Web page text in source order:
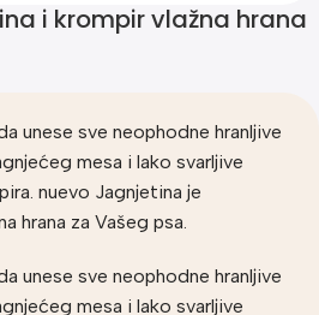
i krompir vlažna hrana
unese sve neophodne hranljive
mesa i lako svarljive
nuevo Jagnjetina je
hrana za Vašeg psa.
unese sve neophodne hranljive
mesa i lako svarljive